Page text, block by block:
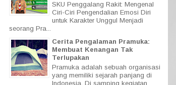
SKU Penggalang Rakit: Mengenal
Ciri-Ciri Pengendalian Emosi Diri
untuk Karakter Unggul Menjadi
seorang Pra...
Cerita Pengalaman Pramuka:
Membuat Kenangan Tak
Terlupakan
Pramuka adalah sebuah organisasi
yang memiliki sejarah panjang di
Indonesia. Di samping kegiatan